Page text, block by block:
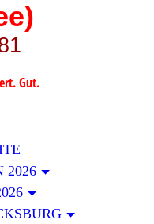
Gut.
2026